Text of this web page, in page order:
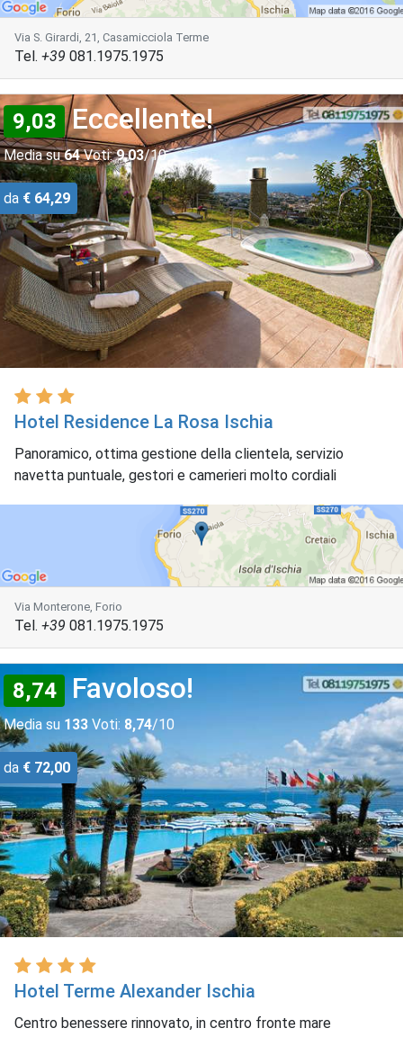
Via S. Girardi, 21, Casamicciola Terme
Tel. +39 081.1975.1975
9,03 Eccellente!
Media su64Voti: 9,03/10
da € 64,29
Hotel Residence La Rosa Ischia
Panoramico, ottima gestione della clientela, servizio
navetta puntuale, gestori e camerieri molto cordiali
Via Monterone, Forio
Tel. +39 081.1975.1975
8,74 Favoloso!
Media su 133 Voti: 8,74/10
da € 72,00
Hotel Terme Alexander Ischia
Centro benessere rinnovato, in centro fronte mare